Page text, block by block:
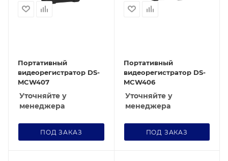
Портативный
видеорегистратор DS-
MCW407
Уточняйте у
менеджера
ПОД ЗАКАЗ
Портативный
видеорегистратор DS-
MCW406
Уточняйте у
менеджера
ПОД ЗАКАЗ